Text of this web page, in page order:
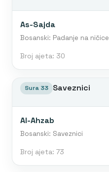
As-Sajda
Bosanski: Padanje na ničice
Broj ajeta: 30
Sura 33 Saveznici
Al-Ahzab
Bosanski: Saveznici
Broj ajeta: 73